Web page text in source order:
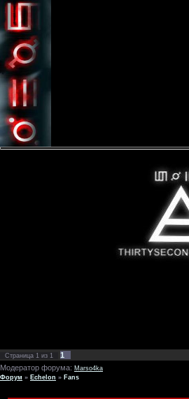
Страница 1 из 1
1
Модератор форума: Marso4ka
Форум » Echelon » Fans